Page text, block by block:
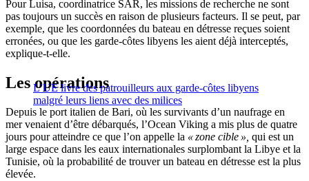
Pour Luisa, coordinatrice SAR, les missions de recherche ne sont
pas toujours un succès en raison de plusieurs facteurs. Il se peut, par
exemple, que les coordonnées du bateau en détresse reçues soient
erronées, ou que les garde-côtes libyens les aient déjà interceptés,
explique-t-elle.
L’UE livre des patrouilleurs aux garde-côtes libyens
malgré leurs liens avec des milices
Les opérations
Depuis le port italien de Bari, où les survivants d’un naufrage en
mer venaient d’être débarqués, l’Ocean Viking a mis plus de quatre
jours pour atteindre ce que l’on appelle la « zone cible », qui est un
large espace dans les eaux internationales surplombant la Libye et la
Tunisie, où la probabilité de trouver un bateau en détresse est la plus
élevée.